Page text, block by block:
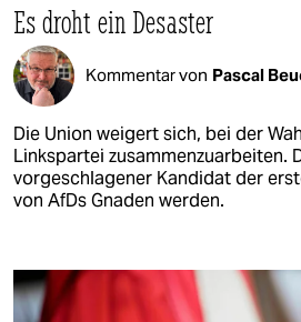
Es droht ein Desaster
Kommentar von Pascal
Die Union weigert sich, bei der
Linkspartei zusammenzuarbeiten.
vorgeschlagener Kandidat der
von AfDs Gnaden werden.